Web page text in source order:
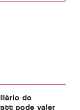
do
pode valer